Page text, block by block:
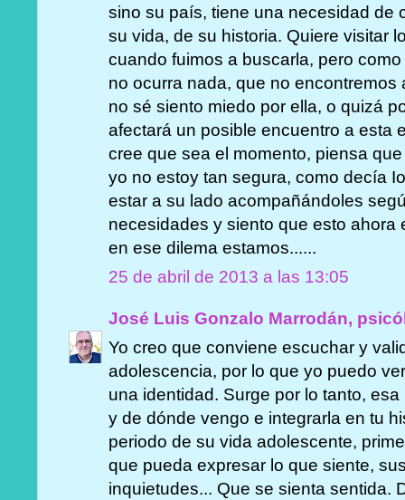
sino su país, tiene una necesidad de
su vida, de su historia. Quiere visitar
cuando fuimos a buscarla, pero
no ocurra nada, que no encontremos
no sé siento miedo por ella, o quizá
afectará un posible encuentro a esta
cree que sea el momento, piensa
yo no estoy tan segura, como decía
estar a su lado acompañándoles
necesidades y siento que esto ahora
en ese dilema estamos......
25 de abril de 2013 a las 13:05
José Luis Gonzalo Marrodán,
Yo creo que conviene escuchar y
adolescencia, por lo que yo puedo
una identidad. Surge por lo tanto,
y de dónde vengo e integrarla en tu
periodo de su vida adolescente,
que pueda expresar lo que siente,
inquietudes... Que se sienta sentida.